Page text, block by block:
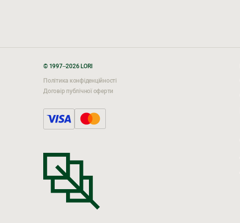
© 1997–2026 LORI
Політика конфіденційності
Договір публічної оферти